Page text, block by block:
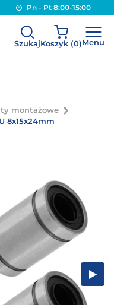
Pn - Pt 8:00-15:00
SzukajKoszyk (0)Menu
montażowe
8x15x24mm